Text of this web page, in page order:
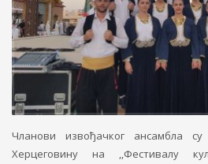
Чланови извођачког ансамбла су
Херцеговину на ,,Фестивалу